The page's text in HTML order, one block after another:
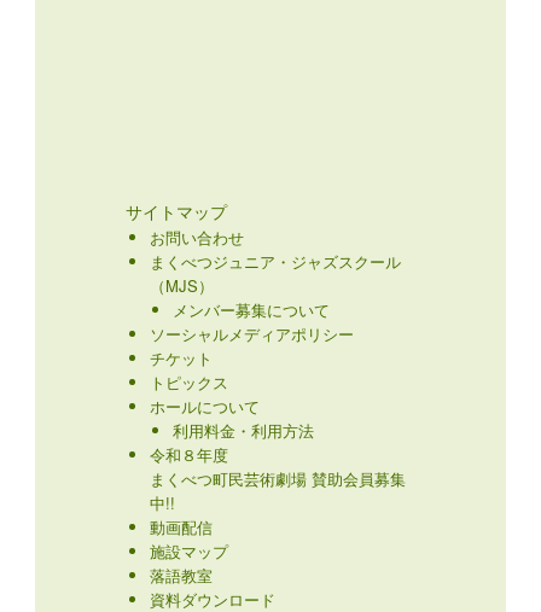
サイトマップ
お問い合わせ
まくべつジュニア・ジャズスクール
（MJS）
メンバー募集について
ソーシャルメディアポリシー
チケット
トピックス
ホールについて
利用料金・利用方法
令和８年度
まくべつ町民芸術劇場 賛助会員募集
中!!
動画配信
施設マップ
落語教室
資料ダウンロード